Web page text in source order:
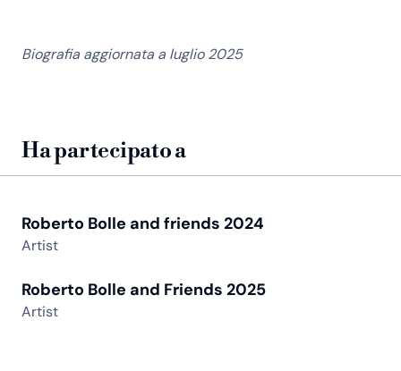
Biografia aggiornata a luglio 2025
Ha partecipato a
Roberto Bolle and friends 2024
Artist
Roberto Bolle and Friends 2025
Artist